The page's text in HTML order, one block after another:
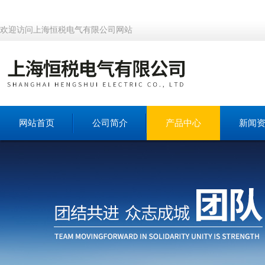
欢迎访问上海恒税电气有限公司网站
网站首页 公司简介 产品中心 新闻